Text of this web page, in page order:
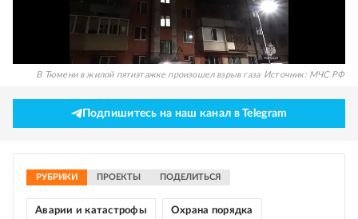
В Тюмени в жилой пятиэтажке произошел взрыв газа Источник: МЧС РФ
Подпишитесь на наш канал в Telegram
РУБРИКИ ПРОЕКТЫ ПОДЕЛИТЬСЯ
Аварии и катастрофы Охрана порядка